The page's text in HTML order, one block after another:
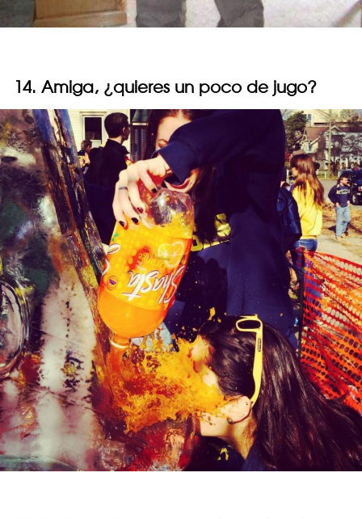
14. Amiga, ¿quieres un poco de jugo?